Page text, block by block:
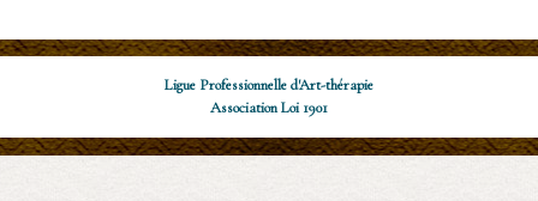
Ligue Professionnelle d'Art-thérapie
Association Loi 1901